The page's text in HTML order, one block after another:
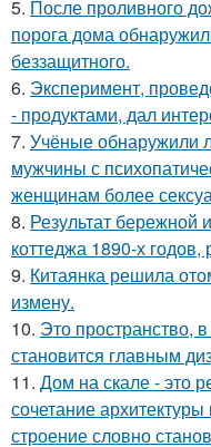
5. После проливного
порога дома
беззащитного.
6. Эксперимент,
- продуктами, дал
7. Учёные обнаружили
мужчины с
женщинам более
8. Результат бережной
коттеджа 1890-х
9. Китаянка решила
измену.
10. Это пространство,
становится главным
11. Дом на скале - это
сочетание
строение словно